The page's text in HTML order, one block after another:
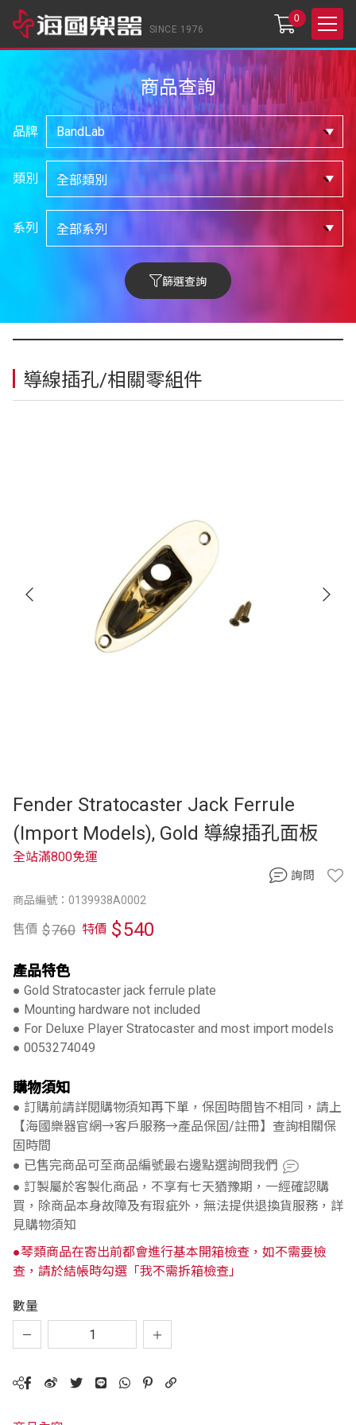
SINCE 1976
0
商品查詢
品牌
類別
系列
篩選查詢
導線插孔/相關零組件
Fender Stratocaster Jack Ferrule
(Import Models), Gold 導線插孔面板
商品編號：0139938A0002
全站滿800免運
售價 $760 特價 $540
產品特色
● Gold Stratocaster jack ferrule plate
● Mounting hardware not included
● For Deluxe Player Stratocaster and most import models
● 0053274049
購物須知
● 訂購前請詳閱購物須知再下單，保固時間皆不相同，請上
【海國樂器官網→客戶服務→產品保固/註冊】查詢相關保
固時間
● 已售完商品可至商品編號最右邊點選詢問我們
● 訂製屬於客製化商品，不享有七天猶豫期，一經確認購
買，除商品本身故障及有瑕疵外，無法提供退換貨服務，詳
見購物須知
●琴類商品在寄出前都會進行基本開箱檢查，如不需要檢
查，請於結帳時勾選「我不需拆箱檢查」
數量
詢問